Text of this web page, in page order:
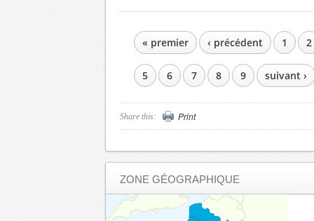
PAGES« premier ‹ précédent 1 2
5 6 7 8 9 suivant ›
Share this: Print
ZONE GÉOGRAPHIQUE